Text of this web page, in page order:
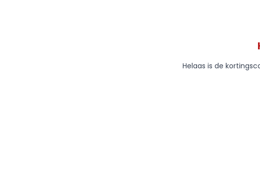
Helaas is de